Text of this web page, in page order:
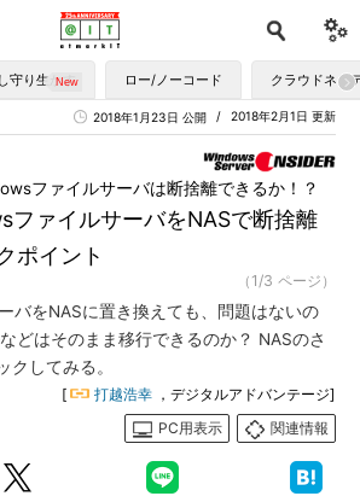
守り生かす ロー/ノーコード クラウドネイ
2018年2月1日 更新
2018年1月23日 公開
ァイルサーバをNASで断捨離
ポイント
ファイルサーバは断捨離できるか！？
（1/3 ページ）
バをNASに置き換えても、問題はないの
どはそのまま移行できるのか？ NASのさ
クしてみる。
[ 打越浩幸 ，デジタルアドバンテージ]
PC用表示
関連情報